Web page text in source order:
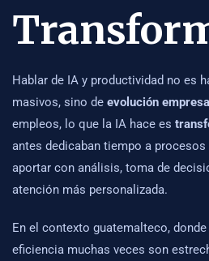
Hablar de IA y productividad no es
masivos, sino de evolución
empleos, lo que la IA hace es
antes dedicaban tiempo a
aportar con análisis, toma de
atención más personalizada.
En el contexto guatemalteco,
eficiencia muchas veces son